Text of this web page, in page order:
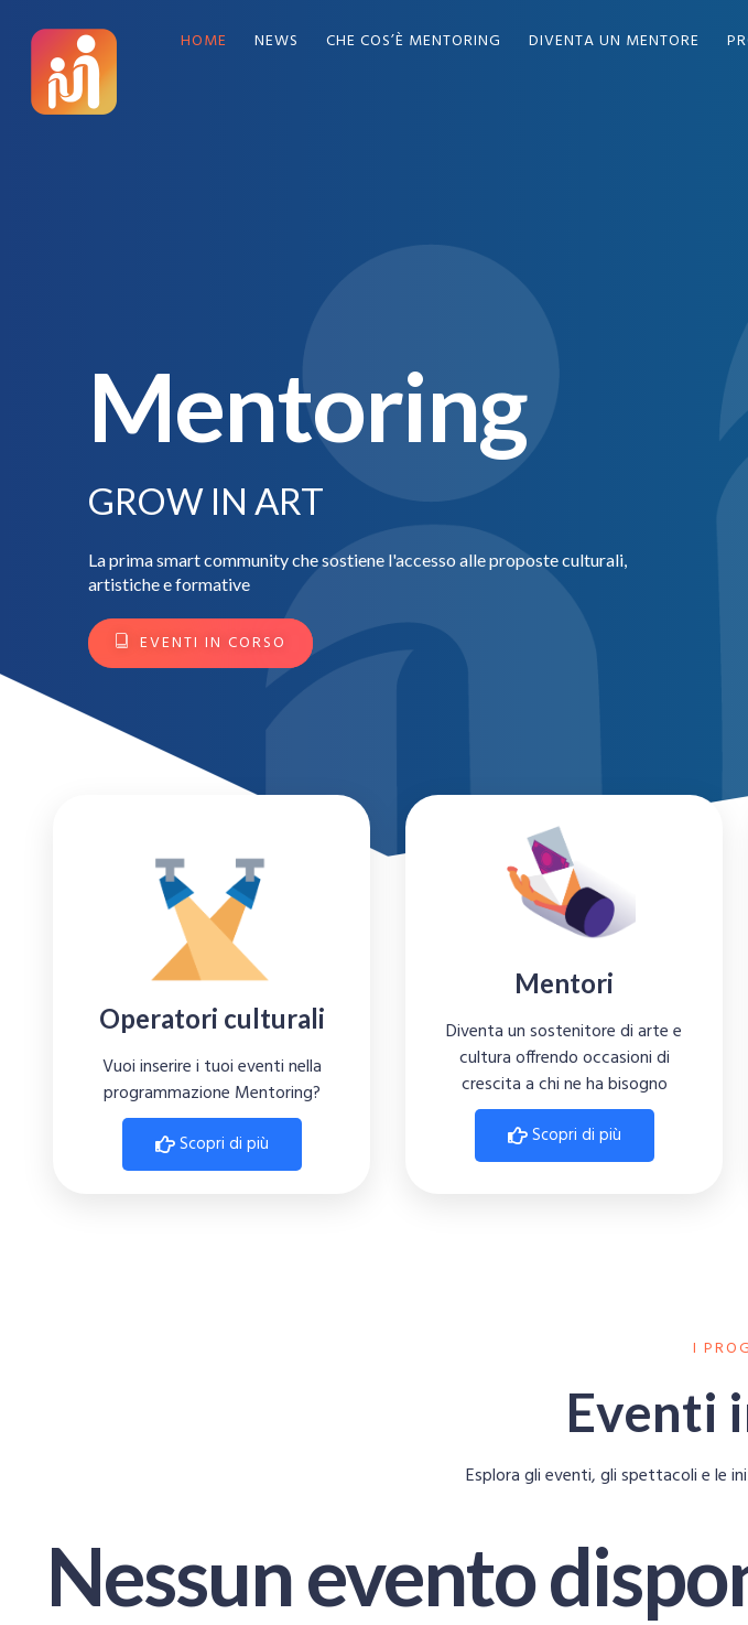
HOME NEWS CHE COS’È MENTORING DIVENTA UN MENTORE
Mentoring
GROW IN ART
La prima smart community che sostiene l'accesso alle proposte culturali,
artistiche e formative
EVENTI IN CORSO
Operatori culturali
Vuoi inserire i tuoi eventi nella
programmazione Mentoring?
Scopri di più
Mentori
Diventa un sostenitore di arte e
cultura offrendo occasioni di
crescita a chi ne ha bisogno
Scopri di più
I
Eventi
Esplora gli eventi, gli spettacoli e le
Nessun evento